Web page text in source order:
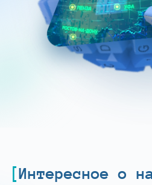
Интересное о